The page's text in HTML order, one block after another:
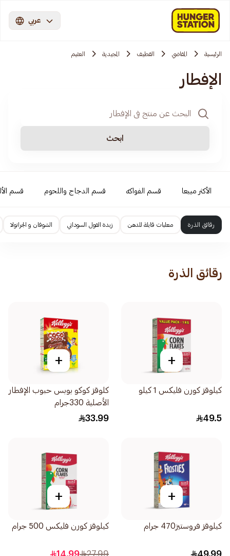
عربي
الرئيسية المقاضي القطيف المجيدية العثيم
الإفطار
ابحث
الأكثر مبيعا قسم الفواكه قسم الدجاج واللحوم قسم
رقائق الذرة معلبات قابلة للدهن زبدة الفول السوداني الشوفان و الجرانولا
رقائق الذرة
+
كيلوقز كورن فليكس 1 كيلو
49.5
+
كلوقز كوكو بوبس حبوب الإفطار
الأصلية 330جرام
33.99
+
كيلوقز فروستيز470 جرام
49.99
+
كيلوقز كورن فليكس 500 جرام
27.99
14.99